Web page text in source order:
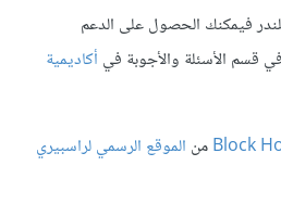
فيمكنك الحصول على الدعم
قسم الأسئلة والأجوبة في أكاديمية
Blockمن الموقع الرسمي لراسبيري